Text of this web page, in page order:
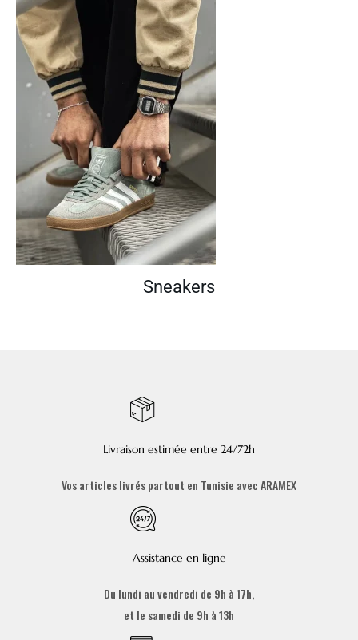
Sneakers
Livraison estimée entre 24/72h
Vos articles livrés partout en Tunisie avec ARAMEX
Assistance en ligne
Du lundi au vendredi de 9h à 17h,
et le samedi de 9h à 13h